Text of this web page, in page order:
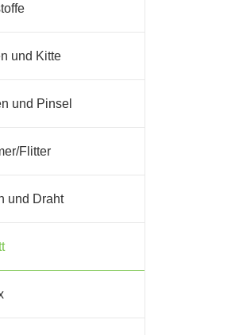
und Kitte
und Pinsel
Flitter
und Draht